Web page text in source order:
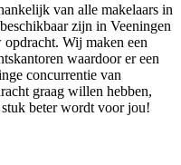
van alle makelaars in
zijn in Veeningen
Wij maken een
waardoor er een
concurrentie van
graag willen hebben,
beter wordt voor jou!